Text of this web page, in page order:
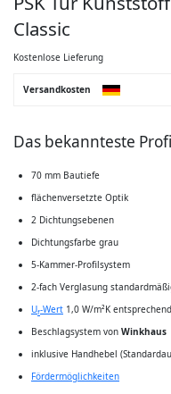
Anfang
Bildgalerie
Classic
Kostenlose Lieferung
Versandkosten
Das bekannteste
70 mm Bautiefe
flächenversetzte Optik
2 Dichtungsebenen
Dichtungsfarbe grau
5-Kammer-Profilsystem
2-fach Verglasung
Uf-Wert 1,0 W/m²K
Beschlagsystem von Winkhaus
inklusive Handhebel
Fördermöglichkeiten